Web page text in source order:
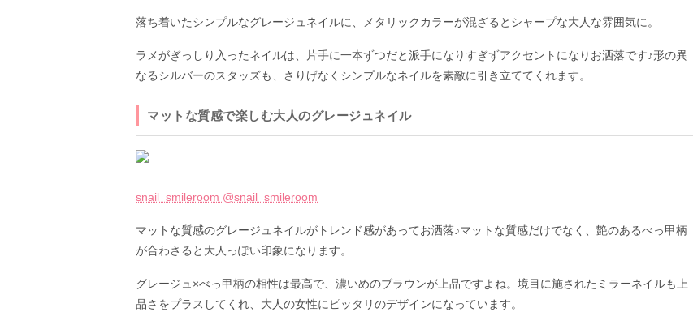
落ち着いたシンプルなグレージュネイルに、メタリックカラーが混ざるとシャープな大人な雰囲気に。
ラメがぎっしり入ったネイルは、片手に一本ずつだと派手になりすぎずアクセントになりお洒落です♪形の異
なるシルバーのスタッズも、さりげなくシンプルなネイルを素敵に引き立ててくれます。
マットな質感で楽しむ大人のグレージュネイル
snail_smileroom @snail_smileroom
マットな質感のグレージュネイルがトレンド感があってお洒落♪マットな質感だけでなく、艶のあるべっ甲柄
が合わさると大人っぽい印象になります。
グレージュ×べっ甲柄の相性は最高で、濃いめのブラウンが上品ですよね。境目に施されたミラーネイルも上
品さをプラスしてくれ、大人の女性にピッタリのデザインになっています。